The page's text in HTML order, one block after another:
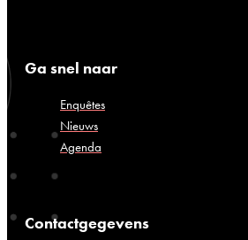
Ga snel naar
Enquêtes
Nieuws
Agenda
Contactgegevens